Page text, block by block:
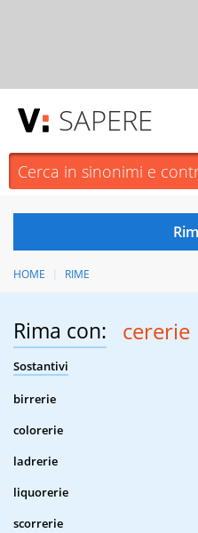
SAPERE
HOME RIME
Rima con: cererie
Sostantivi
birrerie
colorerie
ladrerie
liquorerie
scorrerie